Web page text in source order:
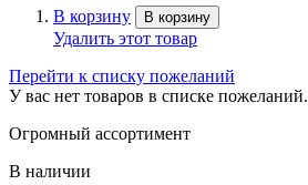
В корзину В корзину
Удалить этот товар
Перейти к списку пожеланий
У вас нет товаров в списке пожеланий.
Огромный ассортимент
В наличии